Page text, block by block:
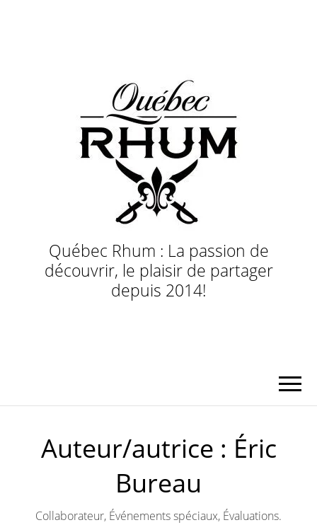
Québec Rhum : La passion de
découvrir, le plaisir de partager
depuis 2014!
Auteur/autrice : Éric
Bureau
Collaborateur, Événements spéciaux, Évaluations.